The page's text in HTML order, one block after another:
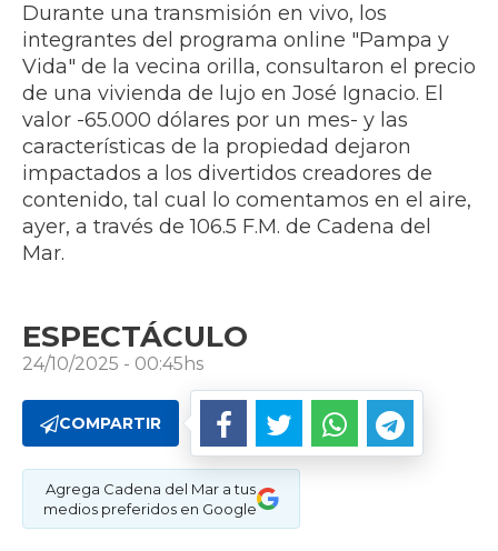
Durante una transmisión en vivo, los
integrantes del programa online "Pampa y
Vida" de la vecina orilla, consultaron el precio
de una vivienda de lujo en José Ignacio. El
valor -65.000 dólares por un mes- y las
características de la propiedad dejaron
impactados a los divertidos creadores de
contenido, tal cual lo comentamos en el aire,
ayer, a través de 106.5 F.M. de Cadena del
Mar.
ESPECTÁCULO
24/10/2025 - 00:45hs
COMPARTIR
Agrega Cadena del Mar a tus
medios preferidos en Google